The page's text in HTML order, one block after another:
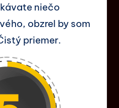
niečo
obzrel by som
priemer.